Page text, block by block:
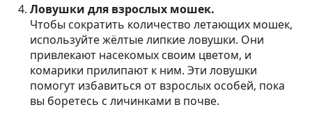
Ловушки для взрослых мошек.
Чтобы сократить количество летающих мошек,
используйте жёлтые липкие ловушки. Они
привлекают насекомых своим цветом, и
комарики прилипают к ним. Эти ловушки
помогут избавиться от взрослых особей, пока
вы боретесь с личинками в почве.